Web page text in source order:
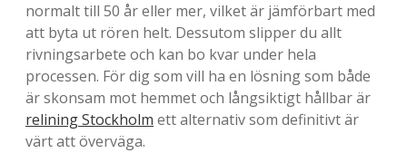
normalt till 50 år eller mer, vilket är jämförbart med
att byta ut rören helt. Dessutom slipper du allt
rivningsarbete och kan bo kvar under hela
processen. För dig som vill ha en lösning som både
är skonsam mot hemmet och långsiktigt hållbar är
relining Stockholm ett alternativ som definitivt är
värt att överväga.